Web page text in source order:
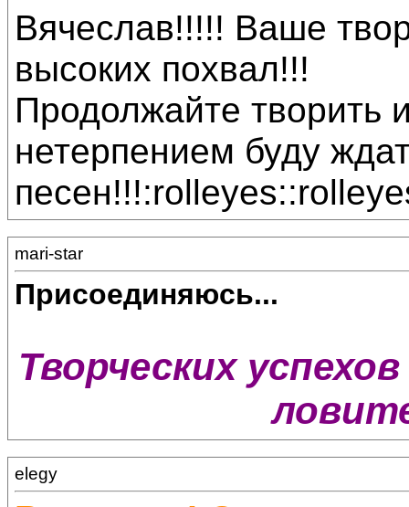
Вячеслав!!!!! Ваше
высоких похвал!!!
Продолжайте творить
нетерпением буду
mari-star
Присоединяюсь...
Творческих
elegy